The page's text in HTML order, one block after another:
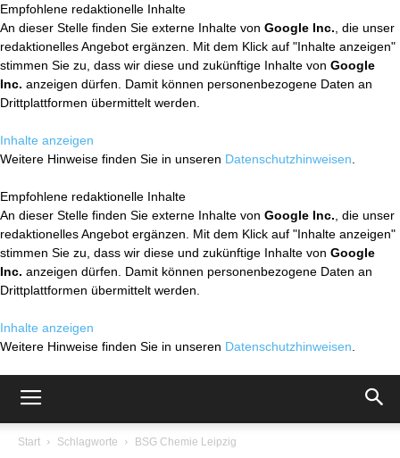
Empfohlene redaktionelle Inhalte
An dieser Stelle finden Sie externe Inhalte von Google Inc. , die unser
redaktionelles Angebot ergänzen. Mit dem Klick auf "Inhalte anzeigen"
stimmen Sie zu, dass wir diese und zukünftige Inhalte von Google
Inc. anzeigen dürfen. Damit können personenbezogene Daten an
Drittplattformen übermittelt werden.
Inhalte anzeigen
Weitere Hinweise finden Sie in unseren Datenschutzhinweisen
Empfohlene redaktionelle Inhalte
An dieser Stelle finden Sie externe Inhalte von Google Inc. , die unser
redaktionelles Angebot ergänzen. Mit dem Klick auf "Inhalte anzeigen"
stimmen Sie zu, dass wir diese und zukünftige Inhalte von Google
Inc. anzeigen dürfen. Damit können personenbezogene Daten an
Drittplattformen übermittelt werden.
Inhalte anzeigen
Weitere Hinweise finden Sie in unseren Datenschutzhinweisen
Start Schlagworte BSG Chemie Leipzig